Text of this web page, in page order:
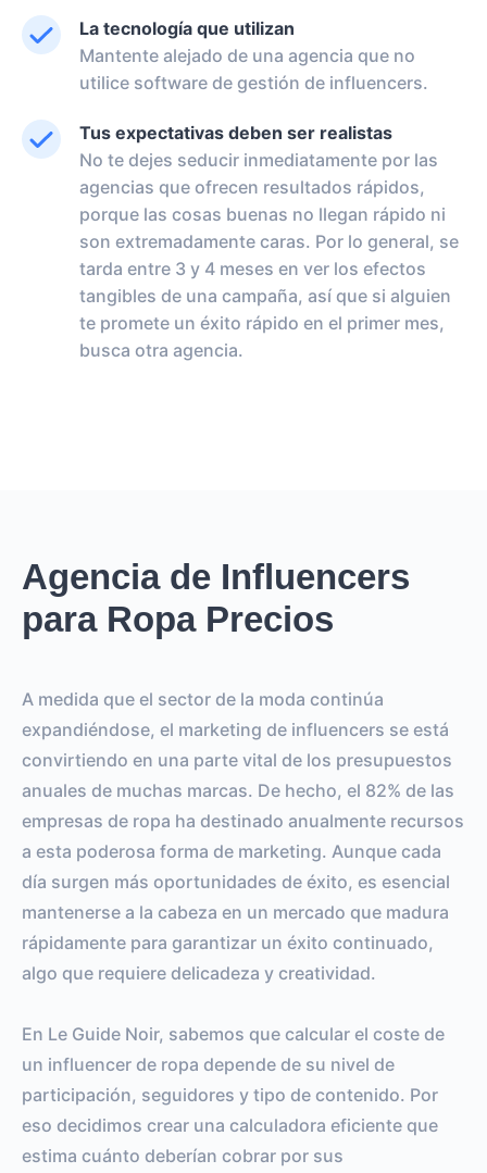
La tecnología que utilizan
Mantente alejado de una agencia que no
utilice software de gestión de influencers.
Tus expectativas deben ser realistas
No te dejes seducir inmediatamente por las
agencias que ofrecen resultados rápidos,
porque las cosas buenas no llegan rápido ni
son extremadamente caras. Por lo general, se
tarda entre 3 y 4 meses en ver los efectos
tangibles de una campaña, así que si alguien
te promete un éxito rápido en el primer mes,
busca otra agencia.
Agencia de Influencers
para Ropa Precios
A medida que el sector de la moda continúa
expandiéndose, el marketing de influencers se está
convirtiendo en una parte vital de los presupuestos
anuales de muchas marcas. De hecho, el 82% de las
empresas de ropa ha destinado anualmente recursos
a esta poderosa forma de marketing. Aunque cada
día surgen más oportunidades de éxito, es esencial
mantenerse a la cabeza en un mercado que madura
rápidamente para garantizar un éxito continuado,
algo que requiere delicadeza y creatividad.
En Le Guide Noir, sabemos que calcular el coste de
un influencer de ropa depende de su nivel de
participación, seguidores y tipo de contenido. Por
eso decidimos crear una calculadora eficiente que
estima cuánto deberían cobrar por sus